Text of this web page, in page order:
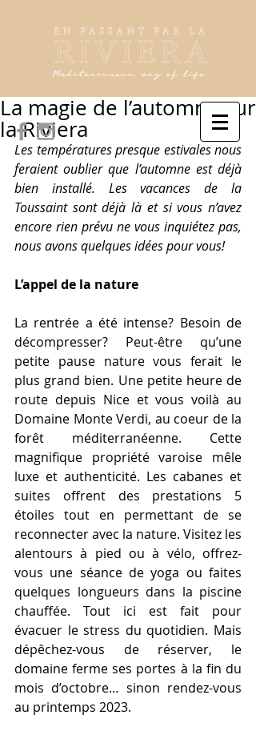
La magie de l’automne sur
la Riviera
Les températures presque estivales nous
feraient oublier que l’automne est déjà
bien installé. Les vacances de la
Toussaint sont déjà là et si vous n’avez
encore rien prévu ne vous inquiétez pas,
nous avons quelques idées pour vous!
L’appel de la nature
La rentrée a été intense? Besoin de
décompresser? Peut-être qu’une
petite pause nature vous ferait le
plus grand bien. Une petite heure de
route depuis Nice et vous voilà au
Domaine Monte Verdi, au coeur de la
forêt méditerranéenne. Cette
magnifique propriété varoise mêle
luxe et authenticité. Les cabanes et
suites offrent des prestations 5
étoiles tout en permettant de se
reconnecter avec la nature. Visitez les
alentours à pied ou à vélo, offrez-
vous une séance de yoga ou faites
quelques longueurs dans la piscine
chauffée. Tout ici est fait pour
évacuer le stress du quotidien. Mais
dépêchez-vous de réserver, le
domaine ferme ses portes à la fin du
mois d’octobre… sinon rendez-vous
au printemps 2023.